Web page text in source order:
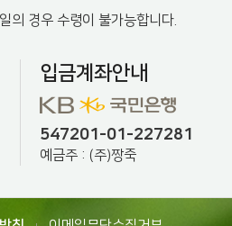
의 경우 수령이 불가능합니다.
입금계좌안내
547201-01-227281
예금주 : (주)짱죽